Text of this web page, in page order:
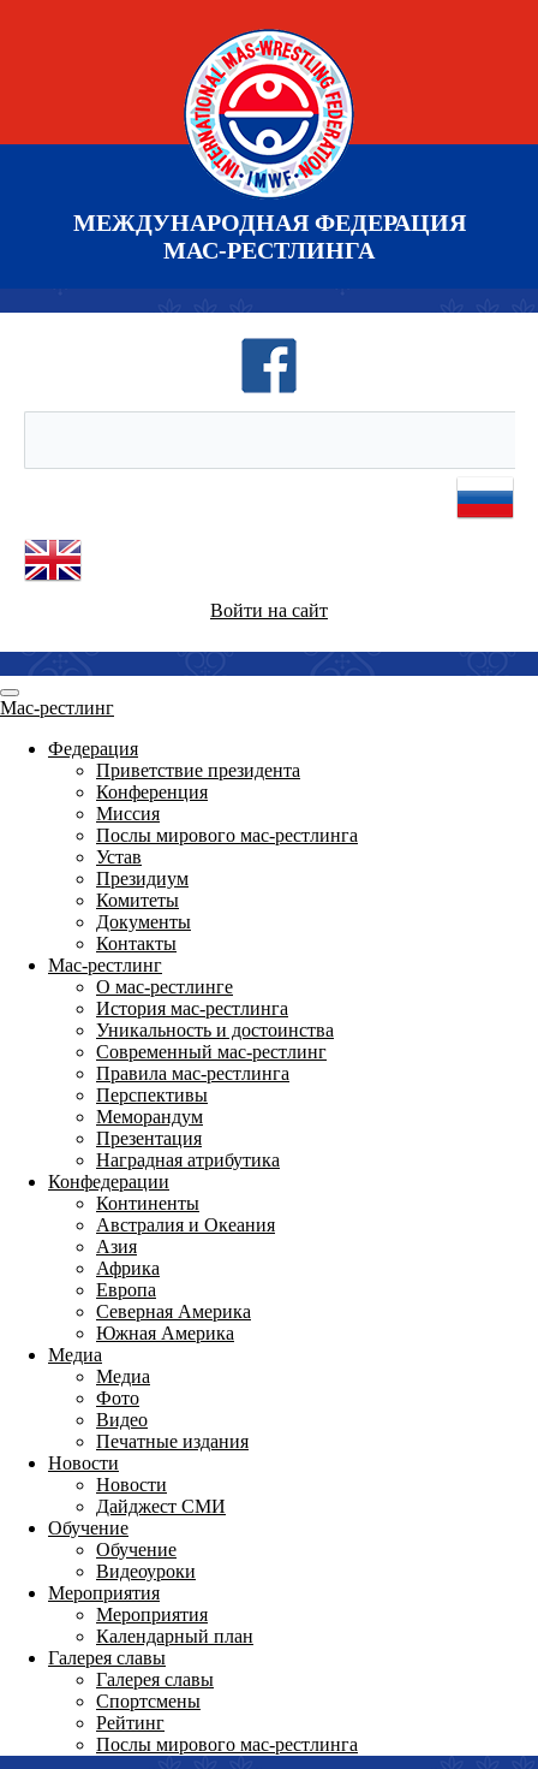
МЕЖДУНАРОДНАЯ ФЕДЕРАЦИЯ
МАС-РЕСТЛИНГА
Войти на сайт
Мас-рестлинг
Федерация
Приветствие президента
Конференция
Миссия
Послы мирового мас-рестлинга
Устав
Президиум
Комитеты
Документы
Контакты
Мас-рестлинг
О мас-рестлинге
История мас-рестлинга
Уникальность и достоинства
Современный мас-рестлинг
Правила мас-рестлинга
Перспективы
Меморандум
Презентация
Наградная атрибутика
Конфедерации
Континенты
Австралия и Океания
Азия
Африка
Европа
Северная Америка
Южная Америка
Медиа
Медиа
Фото
Видео
Печатные издания
Новости
Новости
Дайджест СМИ
Обучение
Обучение
Видеоуроки
Мероприятия
Мероприятия
Календарный план
Галерея славы
Галерея славы
Спортсмены
Рейтинг
Послы мирового мас-рестлинга